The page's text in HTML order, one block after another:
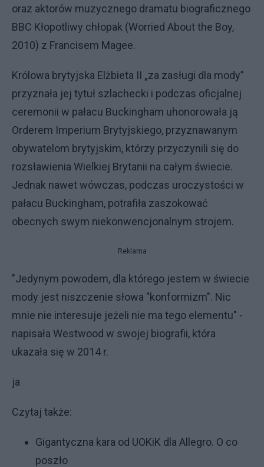
oraz aktorów muzycznego dramatu biograficznego
BBC Kłopotliwy chłopak (Worried About the Boy,
2010) z Francisem Magee.
Królowa brytyjska Elżbieta II „za zasługi dla mody”
przyznała jej tytuł szlachecki i podczas oficjalnej
ceremonii w pałacu Buckingham uhonorowała ją
Orderem Imperium Brytyjskiego, przyznawanym
obywatelom brytyjskim, którzy przyczynili się do
rozsławienia Wielkiej Brytanii na całym świecie.
Jednak nawet wówczas, podczas uroczystości w
pałacu Buckingham, potrafiła zaszokować
obecnych swym niekonwencjonalnym strojem.
Reklama
"Jedynym powodem, dla którego jestem w świecie
mody jest niszczenie słowa "konformizm". Nic
mnie nie interesuje jeżeli nie ma tego elementu" -
napisała Westwood w swojej biografii, która
ukazała się w 2014 r.
ja
Czytaj także:
Gigantyczna kara od UOKiK dla Allegro. O co
poszło